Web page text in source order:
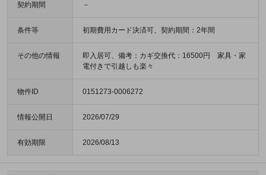
契約期間 －
条件等 初期費用カード決済可、契約期間：2年間
その他の情報
即入居可、備考：カギ交換代：16500円 家具・家
電付きで引越しも楽々
物件ID 0151273-0006272
情報公開日 2026/07/29
有効期限 2026/08/13